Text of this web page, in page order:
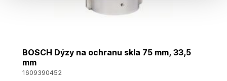
BOSCH Dýzy na ochranu skla 75 mm, 33,5
mm
1609390452